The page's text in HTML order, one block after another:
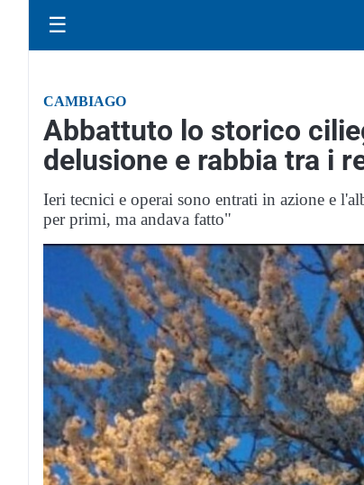
☰
CAMBIAGO
Abbattuto lo storico
delusione e rabbia tra i
Ieri tecnici e operai sono entrati in azione e
per primi, ma andava fatto"